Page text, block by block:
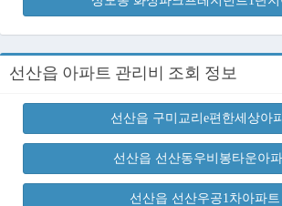
선산읍 아파트 관리비 조회 정보
선산읍 구미교리e편한세상아
선산읍 선산동우비봉타운아
선산읍 선산우공1차아파트